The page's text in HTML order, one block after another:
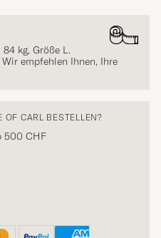
kg, Größe L.
empfehlen Ihnen, Ihre
OF CARL BESTELLEN?
500 CHF